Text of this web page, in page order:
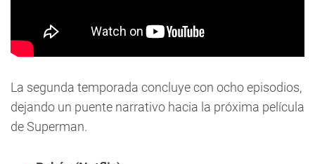
La segunda temporada concluye con ocho episodios,
dejando un puente narrativo hacia la próxima película
de Superman.